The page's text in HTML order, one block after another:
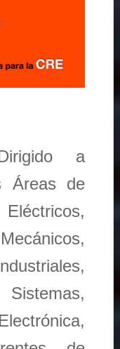
a
Áreas de